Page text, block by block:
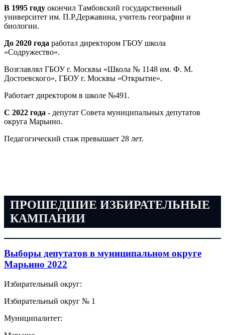
В 1995 году окончил Тамбовский государственный
университет им. П.Р.Державина, учитель географии и
биологии.
До 2020 года работал директором ГБОУ школа
«Содружество».
Возглавлял ГБОУ г. Москвы «Школа № 1148 им. Ф. М.
Достоевского», ГБОУ г. Москвы «Открытие».
Работает директором в школе №491.
С 2022 года - депутат Совета муниципальных депутатов
округа Марьино.
Педагогический стаж превышает 28 лет.
ПРОШЕДШИЕ ИЗБИРАТЕЛЬНЫЕ
КАМПАНИИ
Выборы депутатов в муниципальном округе
Марьино 2022
Избирательный округ:
Избирательный округ № 1
Муниципалитет: